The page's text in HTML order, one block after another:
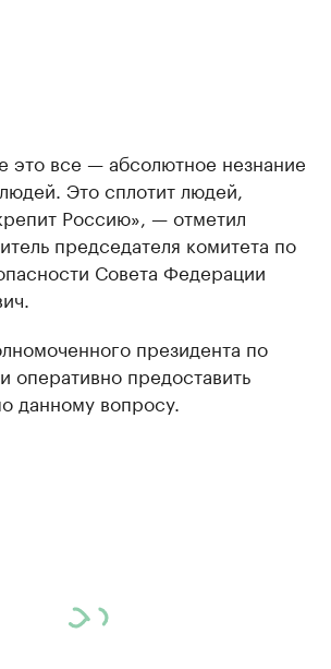
это все — абсолютное незнание
Это сплотит людей,
Россию», — отметил
председателя комитета по
Совета Федерации
президента по
предоставить
данному вопросу.